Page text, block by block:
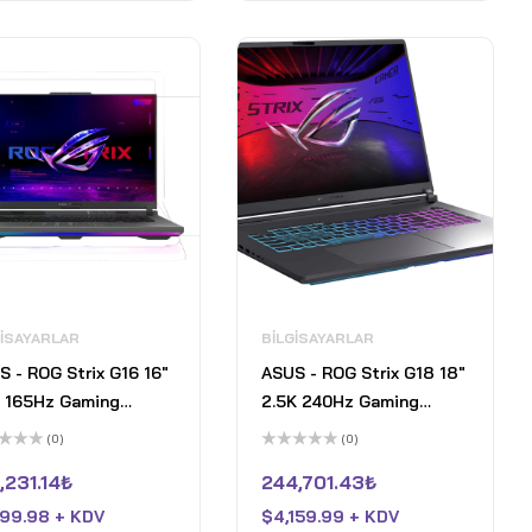
- ROG Strix G16 16"
165Hz Gaming
- AMD Ryzen 9
RTX 5070 Ti -
- Eclipse Grey
(0)
₺
+ KDV
BILGISAYARLAR
ASUS - ROG Strix G18 18"
2.5K 240Hz Gaming
Laptop - Intel Core Ultra
NVIDIA GeForce RTX
5080 - 2TB SSD -
üzerinden
0
aldı
(0)
244,701.43₺
$4,159.99 + KDV